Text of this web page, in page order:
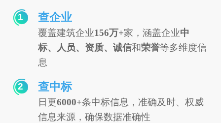
1 查企业
覆盖建筑企业156万+家，涵盖企业中
标、人员、资质、诚信和荣誉等多维度信
息
2 查中标
日更6000+条中标信息，准确及时、权威
信息来源，确保数据准确性